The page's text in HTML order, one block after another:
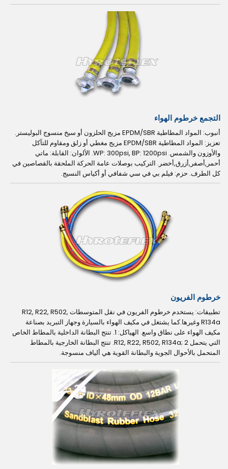
التجمع خرطوم الهواء
أنبوب: المواد المطاطية EPDM/SBR مزيج الحلزون أو سيخ منسوج البوليستر.
تعزيز: المواد المطاطية EPDM/SBR مزيج مغطي أو زلق ومقاوم للتآكل
والأوزون والشمس. WP: 300psi, BP: 1200psi. الألوان: القابلة: ماتي
أحمر,أصفر,أزرق,أخضر. التركيب بوصلات عامة الحركة الملحقة بالقصاصين في
كل الطرف. حزم: فيلم بي في سي شفافي أو أكياس النسيج.
خرطوم الفريون
تطبيقات: يستخدم خرطوم الفريون في نقل المتوسطات R12, R22, R502,
R134a وغيرها.كما يشتغل في مكيف الهواء بالسيارة وجهاز التبريد بصناعة
مكيف الهواء على نطاق واسع. الهياكل: 1. تنتج البطانة الداخلية بالمطاط الخاص
التي يتحمل R12, R22, R502, R134a; 2. تنتج البطانة الخارجية بالمطاط
المتحمل بالأحوال الجوية والبطانة القوية هي ألياف منسوجة.